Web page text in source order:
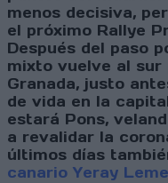
menos decisiva,
el próximo Rallye
Después del paso
mixto vuelve al sur
Granada, justo
de vida en la
estará Pons,
a revalidar la
últimos días
canario Yeray